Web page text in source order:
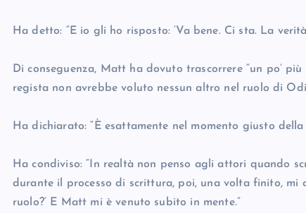
Ha detto: “E io gli ho risposto: ‘Va bene. Ci sta. La
Di conseguenza, Matt ha dovuto trascorrere “un po’
regista non avrebbe voluto nessun altro nel ruolo di
Ha dichiarato: “È esattamente nel momento giusto della
Ha condiviso: “In realtà non penso agli attori quando
durante il processo di scrittura, poi, una volta finito, mi
ruolo?’ E Matt mi è venuto subito in mente.”